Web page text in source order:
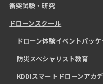
衝突試験・研究
ドローンスクール
ドローン体験イベントパッ
防災スペシャリスト教育
KDDIスマートドローンア